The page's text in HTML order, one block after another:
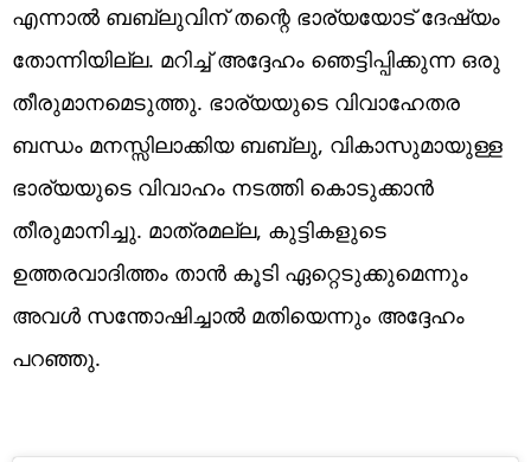
എന്നാൽ ബബ്ലുവിന് തന്റെ ഭാര്യയോട് ദേഷ്യം
തോന്നിയില്ല. മറിച്ച് അദ്ദേഹം ഞെട്ടിപ്പിക്കുന്ന ഒരു
തീരുമാനമെടുത്തു. ഭാര്യയുടെ വിവാഹേതര
ബന്ധം മനസ്സിലാക്കിയ ബബ്ലു, വികാസുമായുള്ള
ഭാര്യയുടെ വിവാഹം നടത്തി കൊടുക്കാൻ
തീരുമാനിച്ചു. മാത്രമല്ല, കുട്ടികളുടെ
ഉത്തരവാദിത്തം താൻ കൂടി ഏറ്റെടുക്കുമെന്നും
അവൾ സന്തോഷിച്ചാൽ മതിയെന്നും അദ്ദേഹം
പറഞ്ഞു.